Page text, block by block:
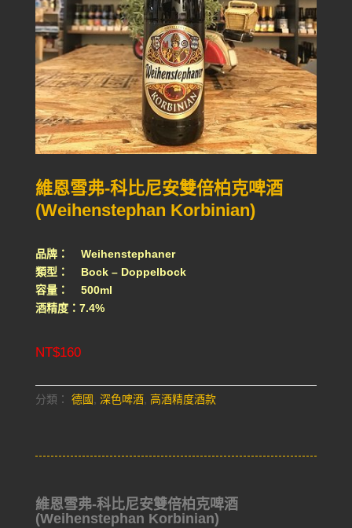
維恩雪弗-科比尼安雙倍柏克啤酒
(Weihenstephan Korbinian)
品牌： Weihenstephaner
類型： Bock – Doppelbock
容量： 500ml
酒精度：7.4%
NT$160
分類： 德國, 深色啤酒, 高酒精度酒款
維恩雪弗-科比尼安雙倍柏克啤酒
(Weihenstephan Korbinian)